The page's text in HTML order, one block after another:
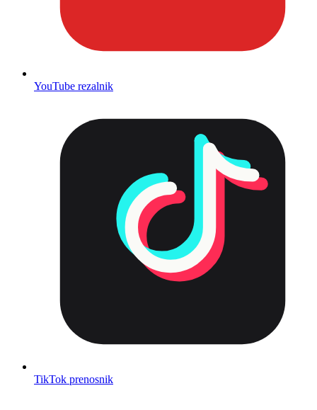
YouTube rezalnik
TikTok prenosnik